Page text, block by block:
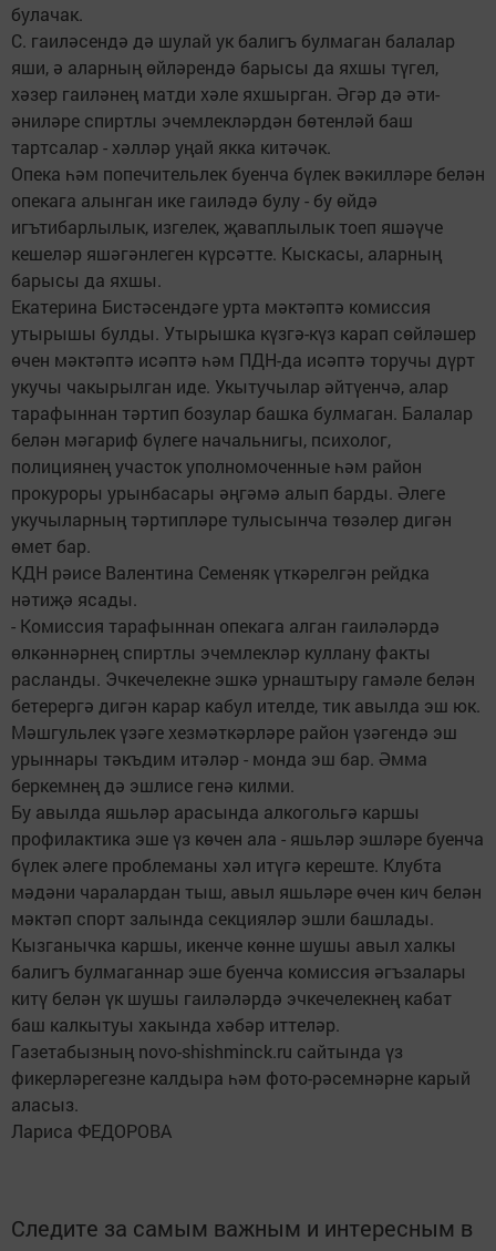
булачак.
С. гаиләсендә дә шулай ук балигъ булмаган балалар
яши, ә аларның өйләрендә барысы да яхшы түгел,
хәзер гаиләнең матди хәле яхшырган. Әгәр дә әти-
әниләре спиртлы эчемлекләрдән бөтенләй баш
тартсалар - хәлләр уңай якка китәчәк.
Опека һәм попечительлек буенча бүлек вәкилләре белән
опекага алынган ике гаиләдә булу - бу өйдә
игътибарлылык, изгелек, җаваплылык тоеп яшәүче
кешеләр яшәгәнлеген күрсәтте. Кыскасы, аларның
барысы да яхшы.
Екатерина Бистәсендәге урта мәктәптә комиссия
утырышы булды. Утырышка күзгә-күз карап сөйләшер
өчен мәктәптә исәптә һәм ПДН-да исәптә торучы дүрт
укучы чакырылган иде. Укытучылар әйтүенчә, алар
тарафыннан тәртип бозулар башка булмаган. Балалар
белән мәгариф бүлеге начальнигы, психолог,
полициянең участок уполномоченные һәм район
прокуроры урынбасары әңгәмә алып барды. Әлеге
укучыларның тәртипләре тулысынча төзәлер дигән
өмет бар.
КДН рәисе Валентина Семеняк үткәрелгән рейдка
нәтиҗә ясады.
- Комиссия тарафыннан опекага алган гаиләләрдә
өлкәннәрнең спиртлы эчемлекләр куллану факты
расланды. Эчкечелекне эшкә урнаштыру гамәле белән
бетерергә дигән карар кабул ителде, тик авылда эш юк.
Мәшгульлек үзәге хезмәткәрләре район үзәгендә эш
урыннары тәкъдим итәләр - монда эш бар. Әмма
беркемнең дә эшлисе генә килми.
Бу авылда яшьләр арасында алкогольгә каршы
профилактика эше үз көчен ала - яшьләр эшләре буенча
бүлек әлеге проблеманы хәл итүгә кереште. Клубта
мәдәни чаралардан тыш, авыл яшьләре өчен кич белән
мәктәп спорт залында секцияләр эшли башлады.
Кызганычка каршы, икенче көнне шушы авыл халкы
балигъ булмаганнар эше буенча комиссия әгъзалары
китү белән үк шушы гаиләләрдә эчкечелекнең кабат
баш калкытуы хакында хәбәр иттеләр.
Газетабызның novo-shishminck.ru сайтында үз
фикерләрегезне калдыра һәм фото-рәсемнәрне карый
аласыз.
Лариса ФЕДОРОВА
Следите за самым важным и интересным в